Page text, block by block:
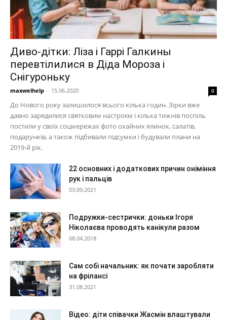
Диво-дітки: Ліза і Гаррі Галкины
перевтілилися в Діда Мороза і
Снігуроньку
maxwelhelp - 15.06.2020 0
До Нового року залишилося всього кілька годин. Зірки вже
давно зарядилися святковим настроєм і кілька тижнів поспіль
постили у своїх соцмережах фото охайних ялинок, салатів,
подарунків, а також підбивали підсумки і будували плани на
2019-й рік.
22 основних і додаткових причин оніміння
рук і пальців
03.09.2021
Подружки-сестрички: доньки Ігоря
Ніколаєва проводять канікули разом
08.04.2018
Сам собі начальник: як почати заробляти
на фрілансі
31.08.2021
Відео: діти співачки Жасмін влаштували